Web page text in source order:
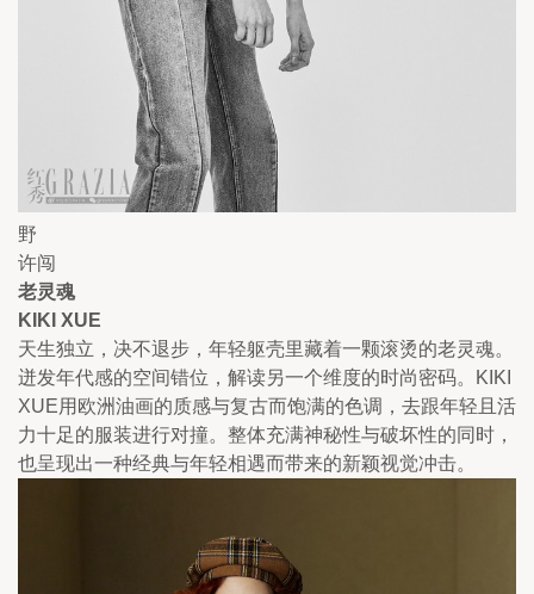
野
许闯
老灵魂
KIKI XUE
天生独立，决不退步，年轻躯壳里藏着一颗滚烫的老灵魂。
迸发年代感的空间错位，解读另一个维度的时尚密码。KIKI
XUE用欧洲油画的质感与复古而饱满的色调，去跟年轻且活
力十足的服装进行对撞。整体充满神秘性与破坏性的同时，
也呈现出一种经典与年轻相遇而带来的新颖视觉冲击。